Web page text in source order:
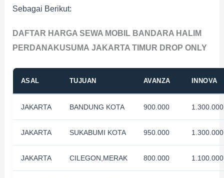
Sebagai Berikut:
DAFTAR HARGA SEWA MOBIL BANDARA HALIM
PERDANAKUSUMA JAKARTA TIMUR DROP ONLY
ASAL TUJUAN AVANZA INNOVA
JAKARTA BANDUNG KOTA 900.000 1.300.000
JAKARTA SUKABUMI KOTA 950.000 1.300.000
JAKARTA CILEGON,MERAK 800.000 1.100.000